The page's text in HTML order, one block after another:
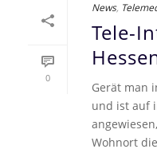
0
News,
Tele-
Gerät man
und ist auf
Wohnort